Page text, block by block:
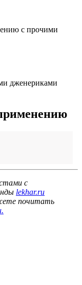
с прочими
дженериками
с
lekhar.ru
почитать